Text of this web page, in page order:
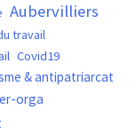
Aubervilliers
travail
Covid19
& antipatriarcat
orga